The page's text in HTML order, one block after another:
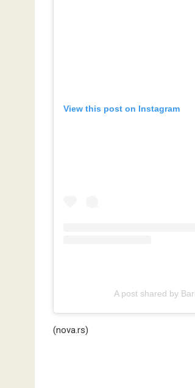
View this post on Instagram
A post shared by
(nova.rs)